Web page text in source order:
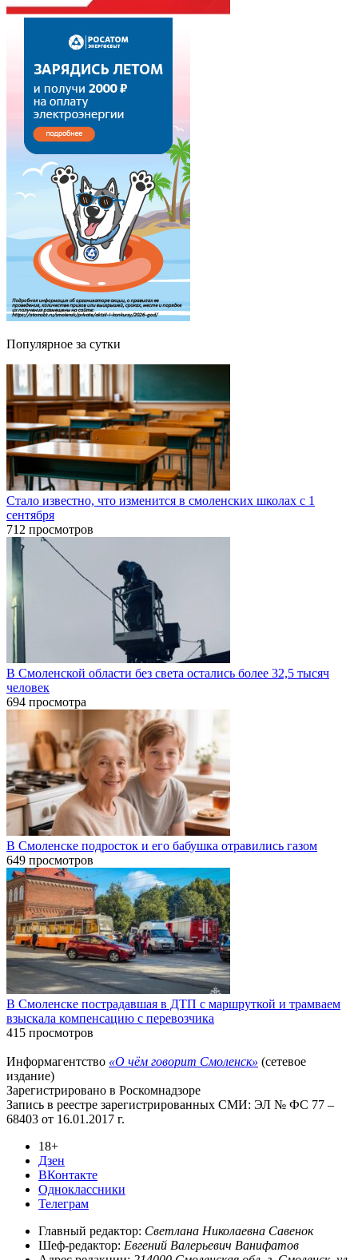
Популярное за сутки
Стало известно, что изменится в смоленских школах с 1
сентября
712 просмотров
В Смоленской области без света остались более 32,5 тысяч
человек
694 просмотра
В Смоленске подросток и его бабушка отравились газом
649 просмотров
В Смоленске пострадавшая в ДТП с маршруткой и трамваем
взыскала компенсацию с перевозчика
415 просмотров
Информагентство «О чём говорит Смоленск» (сетевое
издание)
Зарегистрировано в Роскомнадзоре
Запись в реестре зарегистрированных СМИ: ЭЛ № ФС 77 –
68403 от 16.01.2017 г.
18+
Дзен
ВКонтакте
Одноклассники
Телеграм
Главный редактор: Светлана Николаевна Савенок
Шеф-редактор: Евгений Валерьевич Ванифатов